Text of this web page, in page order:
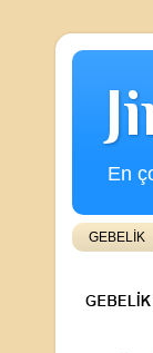
En
GEBELİK